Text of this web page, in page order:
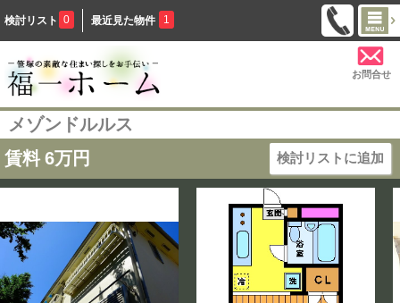
検討リスト 0 最近見た物件 1
お問合せ
メゾンドルルス
賃料 6万円 検討リストに追加